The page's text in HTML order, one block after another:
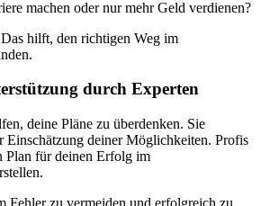
machen oder nur mehr Geld verdienen?
hilft, den richtigen Weg im
durch Experten
deine Pläne zu überdenken. Sie
Einschätzung deiner Möglichkeiten. Profis
Plan für deinen Erfolg im
Fehler zu vermeiden und erfolgreich zu